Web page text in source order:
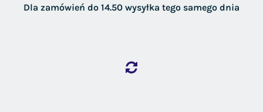
Dla zamówień do 14.50 wysyłka tego samego dnia